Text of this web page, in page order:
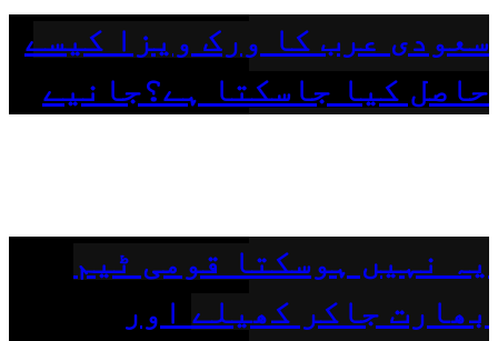
سعودی عرب کا ورک ویزا کیسے
حاصل کیا جاسکتا ہے؟جانیے
یہ نہیں ہوسکتا قومی ٹیم
بھارت جاکر کھیلے اور